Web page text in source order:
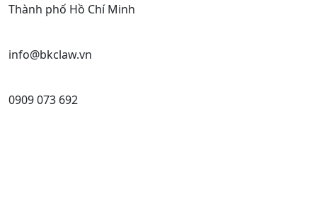
Thành phố Hồ Chí Minh
info@bkclaw.vn
0909 073 692